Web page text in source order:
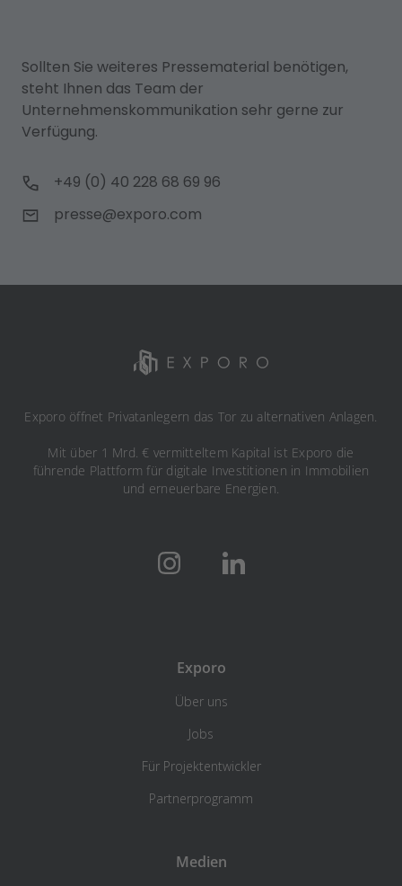
Sollten Sie weiteres Pressematerial benötigen,
steht Ihnen das Team der
Unternehmenskommunikation sehr gerne zur
Verfügung.
+49 (0) 40 228 68 69 96
presse@exporo.com
Exporo öffnet Privatanlegern das Tor zu alternativen Anlagen.
Mit über 1 Mrd. € vermitteltem Kapital ist Exporo die
führende Plattform für digitale Investitionen in Immobilien
und erneuerbare Energien.
Exporo
Über uns
Jobs
Für Projektentwickler
Partnerprogramm
Medien